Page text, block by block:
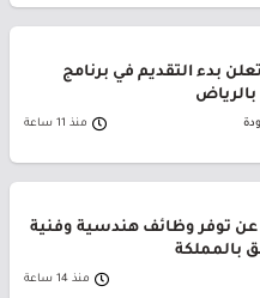
بدء التقديم في برنامج
بالرياض
منذ 11 ساعة
عن توفر وظائف هندسية وفنية
بالمملكة
منذ 14 ساعة